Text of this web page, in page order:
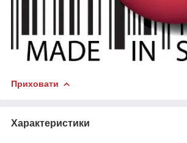
Приховати
Характеристики